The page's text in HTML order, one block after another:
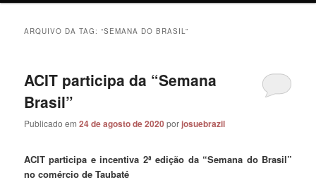
ARQUIVO DA TAG:“SEMANA DO BRASIL”
ACIT participa da “Semana
Brasil”
Publicado em24 de agosto de 2020porjosuebrazil
ACIT participa e incentiva 2ª edição da “Semana do Brasil”
no comércio de Taubaté